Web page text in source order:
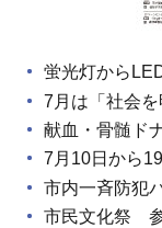
蛍光灯から
7月は「社会
献血・骨髄ド
7月10日から
市内一斉防犯
市民文化祭